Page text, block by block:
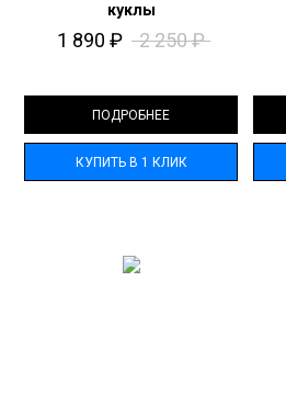
куклы
1 890 ₽ 2 250₽
ПОДРОБНЕЕ
КУПИТЬ В 1 КЛИК